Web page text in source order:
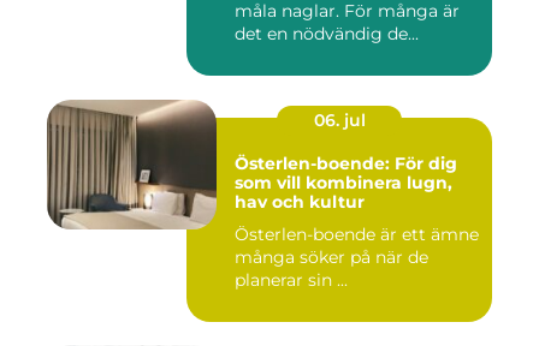
måla naglar. För många är
det en nödvändig de...
06. jul
Österlen-boende: För dig
som vill kombinera lugn,
hav och kultur
Österlen-boende är ett ämne
många söker på när de
planerar sin ...